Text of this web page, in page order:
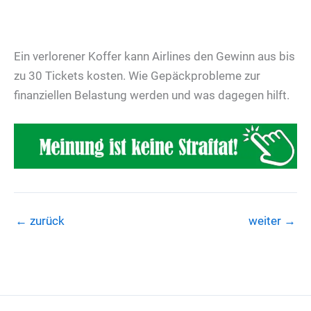
Ein verlorener Koffer kann Airlines den Gewinn aus bis
zu 30 Tickets kosten. Wie Gepäckprobleme zur
finanziellen Belastung werden und was dagegen hilft.
← zurück weiter →